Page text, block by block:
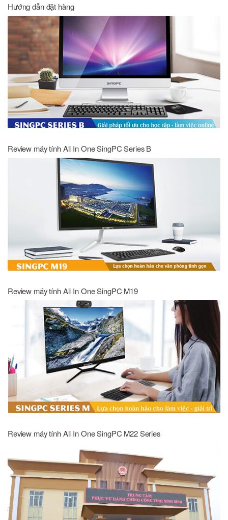
Hướng dẫn đặt hàng
Review máy tính All In One SingPC Series B
Review máy tính All In One SingPC M19
Review máy tính All In One SingPC M22 Series